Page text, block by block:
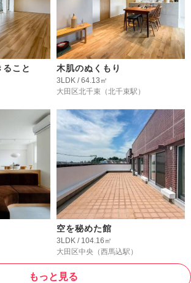
こと 木肌のぬくもり
3LDK / 64.13㎡
大田区北千束 （北千束駅）
空を秘めた館
3LDK / 104.16㎡
大田区中央 （西馬込駅）
もっと見る